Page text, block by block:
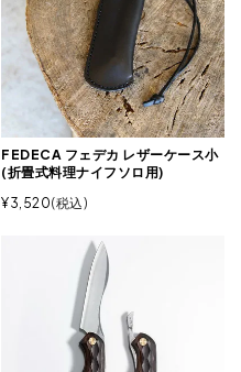
FEDECA フェデカ レザーケース小
(折畳式料理ナイフソロ用)
¥3,520 税込